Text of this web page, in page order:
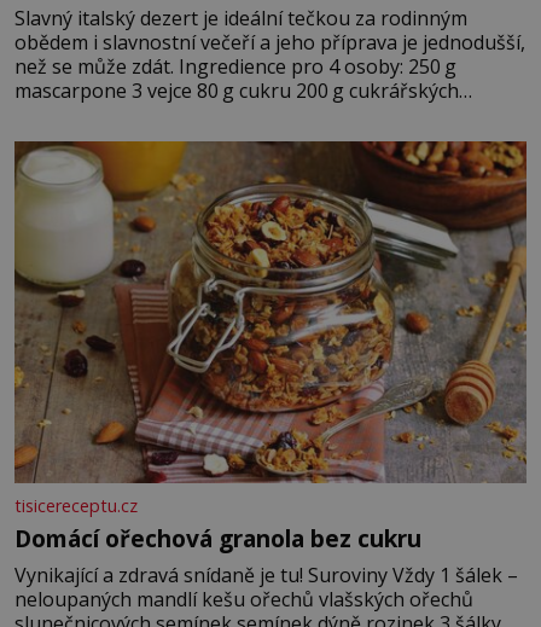
Slavný italský dezert je ideální tečkou za rodinným
obědem i slavnostní večeří a jeho příprava je jednodušší,
než se může zdát. Ingredience pro 4 osoby: 250 g
mascarpone 3 vejce 80 g cukru 200 g cukrářských
posypání Postup: Oddělte žloutky od bílků. Žloutky
vyšlehejte s cukrem do světlé pěny a postupně do nich
vmíchejte mascarpone, aby vznikl hladký
tisicereceptu.cz
Domácí ořechová granola bez cukru
Vynikající a zdravá snídaně je tu! Suroviny Vždy 1 šálek –
neloupaných mandlí kešu ořechů vlašských ořechů